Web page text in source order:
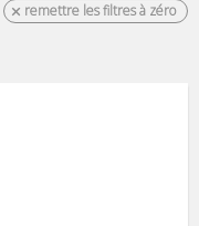
remettre les filtres à zéro